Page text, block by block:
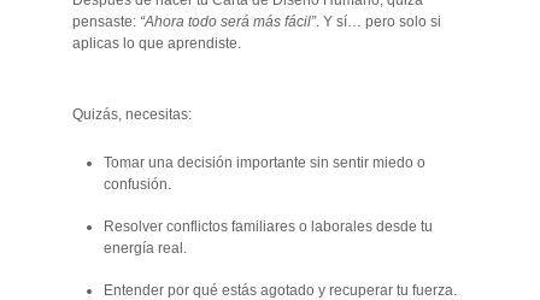
pensaste: “Ahora todo será más fácil”. Y sí… pero solo si
aplicas lo que aprendiste.
Quizás, necesitas:
Tomar una decisión importante sin sentir miedo o
confusión.
Resolver conflictos familiares o laborales desde tu
energía real.
Entender por qué estás agotado y recuperar tu fuerza.